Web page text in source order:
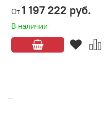
В наличии
От 1 197 222 руб.
--